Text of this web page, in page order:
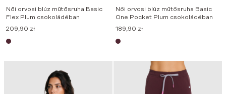
Női orvosi blúz műtősruha Basic
Flex Plum csokoládéban
209,90 zł
Női orvosi blúz műtősruha Basic
One Pocket Plum csokoládéban
189,90 zł